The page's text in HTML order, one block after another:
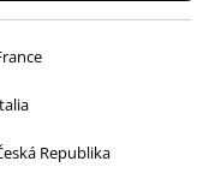
Republika